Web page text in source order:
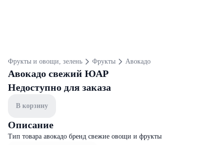
Фрукты и овощи, зелень Фрукты Авокадо
Авокадо свежий ЮАР
Недоступно для заказа
В корзину
Описание
Тип товара авокадо бренд свежие овощи и фрукты